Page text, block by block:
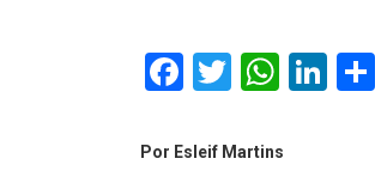
Facebook
Twitter
Por Esleif Martins